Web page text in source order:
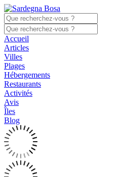
Accueil
Articles
Villes
Plages
Hébergements
Restaurants
Activités
Avis
Îles
Blog